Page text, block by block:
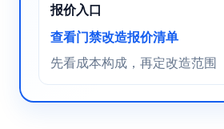
报价入口
查看门禁改造报价清单
先看成本构成，再定改造范围